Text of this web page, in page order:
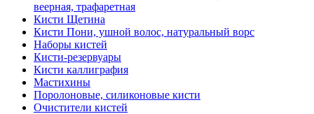
веерная, трафаретная
Кисти Щетина
Кисти Пони, ушной волос, натуральный ворс
Наборы кистей
Кисти-резервуары
Кисти каллиграфия
Мастихины
Поролоновые, силиконовые кисти
Очистители кистей